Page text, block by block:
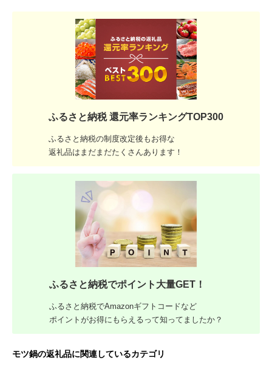
ふるさと納税 還元率ランキングTOP300
ふるさと納税の制度改定後もお得な
返礼品はまだまだたくさんあります！
ふるさと納税でポイント大量GET！
ふるさと納税でAmazonギフトコードなど
ポイントがお得にもらえるって知ってましたか？
モツ鍋の返礼品に関連しているカテゴリ